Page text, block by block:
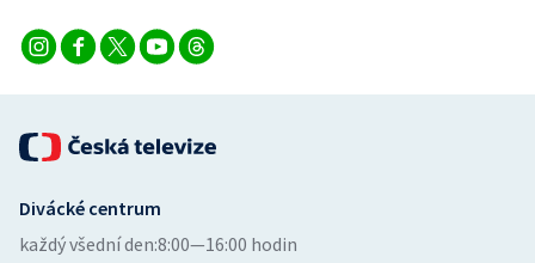
Ostatní
Divácké centrum
každý všední den:8:00—16:00 hodin